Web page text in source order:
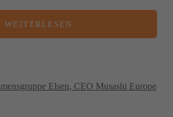
WEITERLESEN